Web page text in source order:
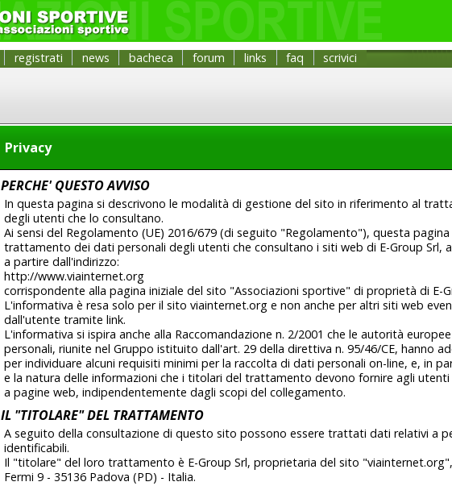
registrati news bacheca forum links faq scrivici
Privacy
PERCHE' QUESTO AVVISO
In questa pagina si descrivono le modalità di gestione del sito in riferimento al
degli utenti che lo consultano.
Ai sensi del Regolamento (UE) 2016/679 (di seguito "Regolamento"), questa
trattamento dei dati personali degli utenti che consultano i siti web di E-Group Srl,
a partire dall'indirizzo:
http://www.viainternet.org
corrispondente alla pagina iniziale del sito "Associazioni sportive" di proprietà di E-
L'informativa è resa solo per il sito viainternet.org e non anche per altri siti web
dall'utente tramite link.
L'informativa si ispira anche alla Raccomandazione n. 2/2001 che le autorità
personali, riunite nel Gruppo istituito dall'art. 29 della direttiva n. 95/46/CE, hanno
per individuare alcuni requisiti minimi per la raccolta di dati personali on-line, e, in
e la natura delle informazioni che i titolari del trattamento devono fornire agli
a pagine web, indipendentemente dagli scopi del collegamento.
IL "TITOLARE" DEL TRATTAMENTO
A seguito della consultazione di questo sito possono essere trattati dati relativi a
identificabili.
Il "titolare" del loro trattamento è E-Group Srl, proprietaria del sito "viainternet.org",
Fermi 9 - 35136 Padova (PD) - Italia.